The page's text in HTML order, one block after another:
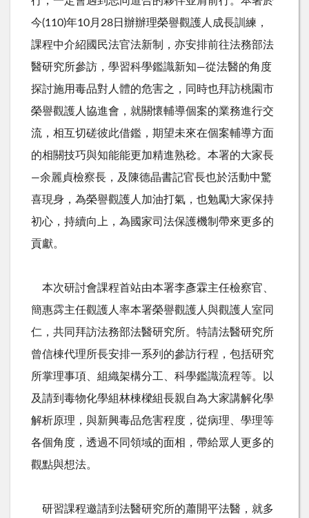
今(110)年10月 28日辦辦理榮譽觀護人成長訓練，
課程中介紹國民法官法新制，亦安排前往法務部法
醫研究所參訪，學習科學鑑識新知—從法醫的角度
探討施用毒品對人體的危害之，同時也拜訪桃園市
榮譽觀護人協進會，就關懷輔導個案的業務進行交
流，相互切磋彼此借鑑，期望未來在個案輔導方面
的相關技巧與知能能更加精進熟稔。本署的大家長
—余麗貞檢察長，及陳德晶書記官長也於活動中驚
喜現身，為榮譽觀護人加油打氣，也勉勵大家保持
初心，持續向上，為國家司法保護機制帶來更多的
貢獻。
本次研討會課程首站由本署李彥霖主任檢察官、
簡惠霠主任觀護人率本署榮譽觀護人與觀護人室同
仁，共同拜訪法務部法醫研究所。特請法醫研究所
曾信棟代理所長安排一系列的參訪行程，包括研究
所掌理事項、組織架構分工、科學鑑識流程等。以
及請到毒物化學組林棟樑組長親自為大家講解化學
解析原理，與新興毒品危害程度，從病理、學理等
各個角度，透過不同領域的面相，帶給眾人更多的
觀點與想法。
研習課程邀請到法醫研究所的蕭開平法醫，就多